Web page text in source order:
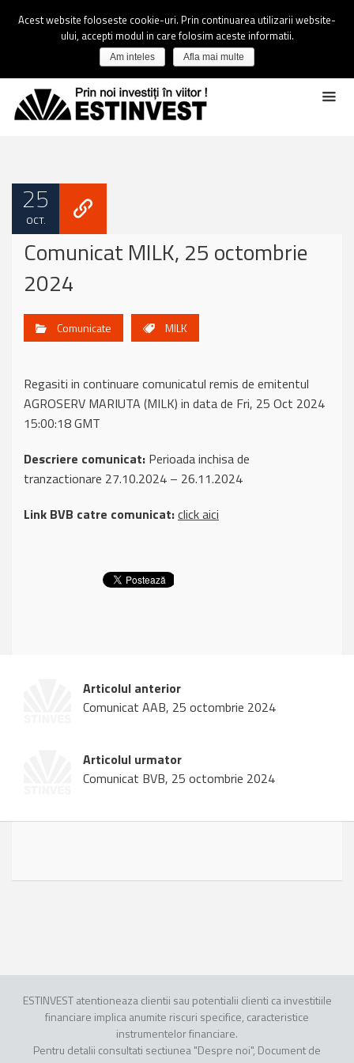
25
OCT.
Comunicat MILK, 25 octombrie
2024
Comunicate MILK
Regasiti in continuare comunicatul remis de emitentul
AGROSERV MARIUTA (MILK) in data de Fri, 25 Oct 2024
15:00:18 GMT
Descriere comunicat: Perioada inchisa de
tranzactionare 27.10.2024 – 26.11.2024
Link BVB catre comunicat:click aici
Articolul anterior
Comunicat AAB, 25 octombrie 2024
Articolul urmator
Comunicat BVB, 25 octombrie 2024
ESTINVEST atentioneaza clientii sau potentialii clienti ca investitiile
financiare implica anumite riscuri specifice, caracteristice
instrumentelor financiare.
Pentru detalii consultati sectiunea "Despre noi", Document de
Acest website foloseste cookie-uri. Prin continuarea utilizarii website-
ului, accepti modul in care folosim aceste informatii.
Am inteles Afla mai multe